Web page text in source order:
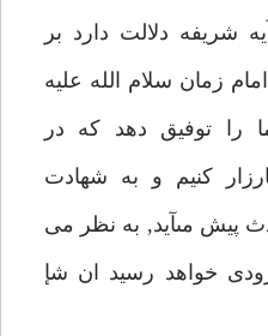
شريفه دلالت دارد بر
زمان سلام الله عليه
را توفيق دهد كه در
كنيم و به شهادت
پيش مىآيد, به نظر مى
خواهد رسيد ان شإ